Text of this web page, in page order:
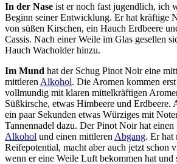
In der Nase ist er noch fast jugendlich, ich
Beginn seiner Entwicklung. Er hat kräftige
von süßen Kirschen, ein Hauch Erdbeere
Cassis. Nach einer Weile im Glas gesellen
Hauch Wacholder hinzu.
Im Mund hat der Schug Pinot Noir eine
mittleren Alkohol. Die Aromen kommen
vollmundig mit klaren mittelkräftigen
Süßkirsche, etwas Himbeere und Erdbeere.
ein paar Sekunden etwas Würziges mit
Tannennadel dazu. Der Pinot Noir hat einen
Alkohol und einen mittleren Abgang. Er hat
Reifepotential, macht aber auch jetzt schon
wenn er eine Weile Luft bekommen hat